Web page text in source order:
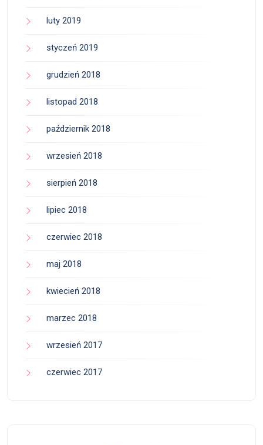
luty 2019
styczeń 2019
grudzień 2018
listopad 2018
październik 2018
wrzesień 2018
sierpień 2018
lipiec 2018
czerwiec 2018
maj 2018
kwiecień 2018
marzec 2018
wrzesień 2017
czerwiec 2017